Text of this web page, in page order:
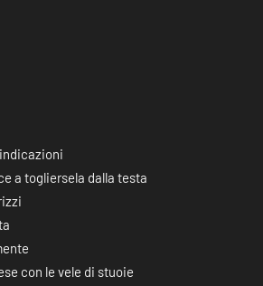
a togliersela dalla testa
con le vele di stuoie